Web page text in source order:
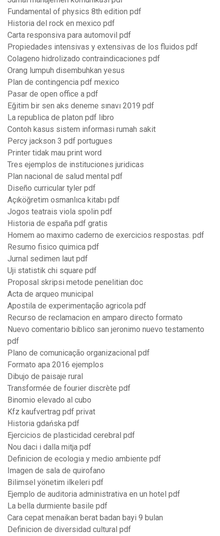
Fundamental of physics 8th edition pdf
Historia del rock en mexico pdf
Carta responsiva para automovil pdf
Propiedades intensivas y extensivas de los fluidos pdf
Colageno hidrolizado contraindicaciones pdf
Orang lumpuh disembuhkan yesus
Plan de contingencia pdf mexico
Pasar de open office a pdf
Eğitim bir sen aks deneme sınavı 2019 pdf
La republica de platon pdf libro
Contoh kasus sistem informasi rumah sakit
Percy jackson 3 pdf portugues
Printer tidak mau print word
Tres ejemplos de instituciones juridicas
Plan nacional de salud mental pdf
Diseño curricular tyler pdf
Açıköğretim osmanlıca kitabı pdf
Jogos teatrais viola spolin pdf
Historia de españa pdf gratis
Homem ao maximo caderno de exercicios respostas. pdf
Resumo fisico quimica pdf
Jurnal sedimen laut pdf
Uji statistik chi square pdf
Proposal skripsi metode penelitian doc
Acta de arqueo municipal
Apostila de experimentação agricola pdf
Recurso de reclamacion en amparo directo formato
Nuevo comentario biblico san jeronimo nuevo testamento
pdf
Plano de comunicação organizacional pdf
Formato apa 2016 ejemplos
Dibujo de paisaje rural
Transformée de fourier discrète pdf
Binomio elevado al cubo
Kfz kaufvertrag pdf privat
Historia gdańska pdf
Ejercicios de plasticidad cerebral pdf
Nou daci i dalla mitja pdf
Definicion de ecologia y medio ambiente pdf
Imagen de sala de quirofano
Bilimsel yönetim ilkeleri pdf
Ejemplo de auditoria administrativa en un hotel pdf
La bella durmiente basile pdf
Cara cepat menaikan berat badan bayi 9 bulan
Definicion de diversidad cultural pdf